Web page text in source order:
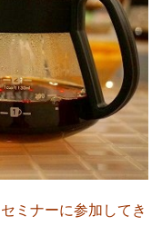
ミナーに参加してき